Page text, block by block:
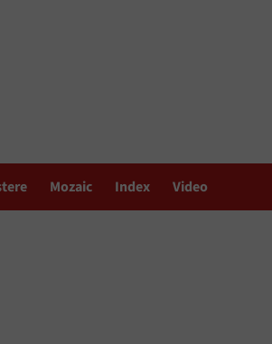
Mozaic Index Video